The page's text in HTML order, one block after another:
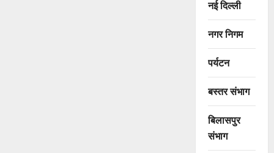
नई दिल्ली
नगर निगम
पर्यटन
बस्तर संभाग
बिलासपुर
संभाग